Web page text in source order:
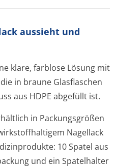
aussieht und
klare, farblose Lösung mit
in braune Glasflaschen
aus HDPE abgefüllt ist.
in Packungsgrößen
Nagellack
10 Spatel aus
und ein Spatelhalter